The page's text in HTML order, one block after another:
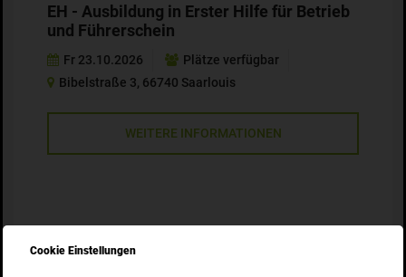
EH - Ausbildung in Erster Hilfe für Betrieb
und Führerschein
Fr 23.10.2026
Plätze verfügbar
Bibelstraße 3, 66740 Saarlouis
WEITERE INFORMATIONEN
EH - Ausbildung in Erster Hilfe für Betrieb
und Führerschein
Cookie Einstellungen